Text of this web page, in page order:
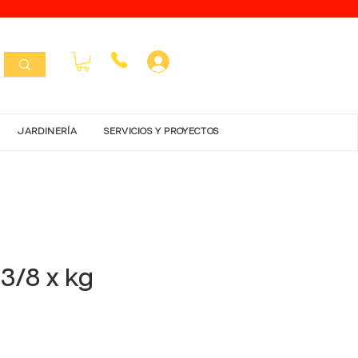
JARDINERÍA SERVICIOS Y PROYECTOS
8 x kg